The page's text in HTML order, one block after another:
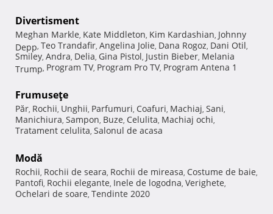
Divertisment
Meghan Markle, Kate Middleton, Kim Kardashian, Johnny
Depp, Teo Trandafir, Angelina Jolie, Dana Rogoz, Dani Otil,
Smiley, Andra, Delia, Gina Pistol, Justin Bieber, Melania
Trump, Program TV, Program Pro TV, Program Antena 1
Frumuseţe
Păr, Rochii, Unghii, Parfumuri, Coafuri, Machiaj, Sani,
Manichiura, Sampon, Buze, Celulita, Machiaj ochi,
Tratament celulita, Salonul de acasa
Modă
Rochii, Rochii de seara, Rochii de mireasa, Costume de baie,
Pantofi, Rochii elegante, Inele de logodna, Verighete,
Ochelari de soare, Tendinte 2020